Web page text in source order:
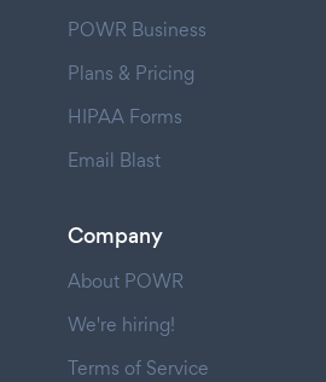
POWR Business
Plans & Pricing
HIPAA Forms
Email Blast
Company
About POWR
We're hiring!
Terms of Service